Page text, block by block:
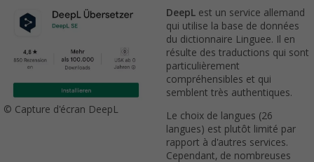
© Capture d'écran DeepL
DeepL est un service allemand
qui utilise la base de données
du dictionnaire Linguee. Il en
résulte des traductions qui sont
particulièrement
compréhensibles et qui
semblent très authentiques.
Le choix de langues (26
langues) est plutôt limité par
rapport à d'autres services.
Cependant, de nombreuses